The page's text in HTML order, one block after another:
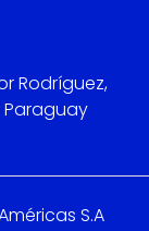
Rodríguez,
Paraguay
S.A